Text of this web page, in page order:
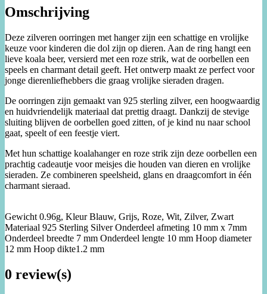
Omschrijving
Deze zilveren oorringen met hanger zijn een schattige en vrolijke
keuze voor kinderen die dol zijn op dieren. Aan de ring hangt een
lieve koala beer, versierd met een roze strik, wat de oorbellen een
speels en charmant detail geeft. Het ontwerp maakt ze perfect voor
jonge dierenliefhebbers die graag vrolijke sieraden dragen.
De oorringen zijn gemaakt van 925 sterling zilver, een hoogwaardig
en huidvriendelijk materiaal dat prettig draagt. Dankzij de stevige
sluiting blijven de oorbellen goed zitten, of je kind nu naar school
gaat, speelt of een feestje viert.
Met hun schattige koalahanger en roze strik zijn deze oorbellen een
prachtig cadeautje voor meisjes die houden van dieren en vrolijke
sieraden. Ze combineren speelsheid, glans en draagcomfort in één
charmant sieraad.
Gewicht 0.96g, Kleur Blauw, Grijs, Roze, Wit, Zilver, Zwart
Materiaal 925 Sterling Silver Onderdeel afmeting 10 mm x 7mm
Onderdeel breedte 7 mm Onderdeel lengte 10 mm Hoop diameter
12 mm Hoop dikte1.2 mm
0 review(s)